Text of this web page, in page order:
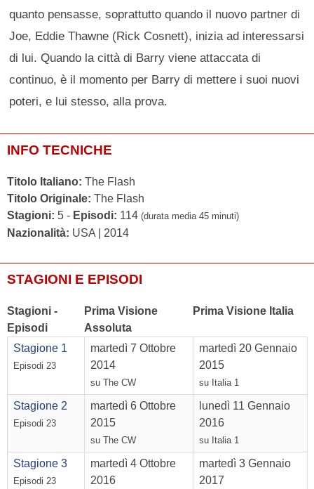
quanto pensasse, soprattutto quando il nuovo partner di
Joe, Eddie Thawne (Rick Cosnett), inizia ad interessarsi
di lui. Quando la città di Barry viene attaccata di
continuo, è il momento per Barry di mettere i suoi nuovi
poteri, e lui stesso, alla prova.
INFO TECNICHE
Titolo Italiano: The Flash
Titolo Originale: The Flash
Stagioni: 5 - Episodi: 114 (durata media 45 minuti)
Nazionalità: USA | 2014
STAGIONI E EPISODI
Stagioni -
Episodi
Prima Visione
Assoluta
Prima Visione Italia
Stagione 1
Episodi 23
martedì 7 Ottobre
2014
su The CW
martedì 20 Gennaio
2015
su Italia 1
Stagione 2
Episodi 23
martedì 6 Ottobre
2015
su The CW
lunedì 11 Gennaio
2016
su Italia 1
Stagione 3
Episodi 23
martedì 4 Ottobre
2016
martedì 3 Gennaio
2017